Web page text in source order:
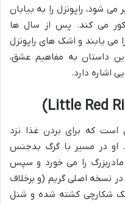
شود، راپونزل را به بیابان
کور می کند. پس از سال ها
می یابند و اشک های راپونزل
داستان به مفاهیم عشق،
اشاره دارد.
است که برای بردن غذا نزد
او در مسیر با گرگ بدجنس
مادربزرگ را می خورد و سپس
نسخه اصلی گریم (و برخلاف
شکارچی کشته شده و شنل